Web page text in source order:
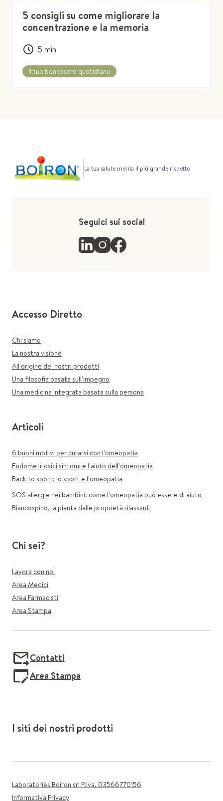
5 consigli su come migliorare la
concentrazione e la memoria
5 min
Il tuo benessere quotidiano
La tua salute merita il più grande rispetto
Seguici sui social
Accesso Diretto
Chi siamo
La nostra visione
All'origine dei nostri prodotti
Una filosofia basata sull'impegno
Una medicina integrata basata sulla persona
Articoli
6 buoni motivi per curarsi con l'omeopatia
Endometriosi: i sintomi e l'aiuto dell'omeopatia
Back to sport: lo sport e l'omeopatia
SOS allergie nei bambini: come l'omeopatia può essere di aiuto
Biancospino, la pianta dalle proprietà rilassanti
Chi sei?
Lavora con noi
Area Medici
Area Farmacisti
Area Stampa
Contatti
Area Stampa
I siti dei nostri prodotti
Laboratories Boiron srl P.Iva. 03566770156
Informativa Privacy